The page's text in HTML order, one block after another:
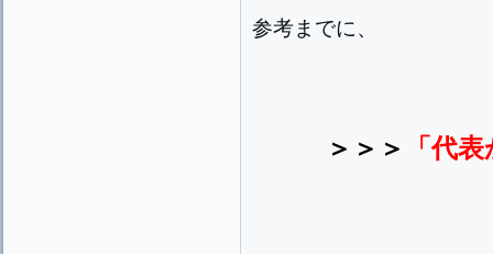
参考までに、
＞＞＞ 「代